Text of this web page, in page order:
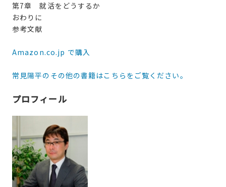
第7章 就活をどうするか
おわりに
参考文献
Amazon.co.jp で購入
常見陽平のその他の書籍はこちらをご覧ください。
プロフィール